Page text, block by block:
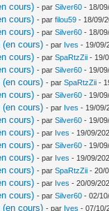
cours) - parSilver60 - 18/
cours) - parfilou59 - 18/09/
cours) - parSilver60 - 18/
(en cours) - par Ives - 19/09/
cours) - parSpaRtzZii - 19/
cours) - parSilver60 - 19/
(en cours) - parSpaRtzZii -
cours) - parSilver60 - 19/
(en cours) - par Ives - 19/09/
cours) - parSilver60 - 19/
cours) - par Ives - 19/09/
cours) - parSilver60 - 19/
cours) - par Ives - 19/09/
cours) - parSpaRtzZii - 20/
cours) - par Ives - 20/09/
cours) - parSilver60 - 02/
(en cours) - par Ives - 07/10/